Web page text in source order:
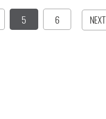
5 6 NEXT